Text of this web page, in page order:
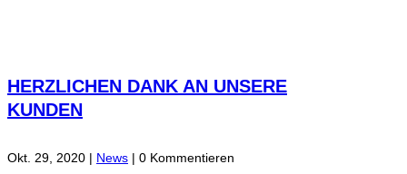
HERZLICHEN DANK AN UNSERE
KUNDEN
Okt. 29, 2020 | News | 0 Kommentieren